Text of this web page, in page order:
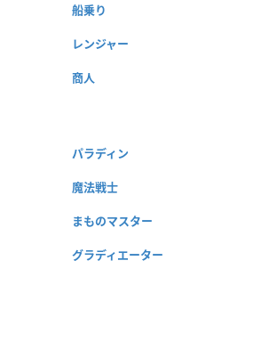
船乗り
レンジャー
商人
パラディン
魔法戦士
まものマスター
グラディエーター